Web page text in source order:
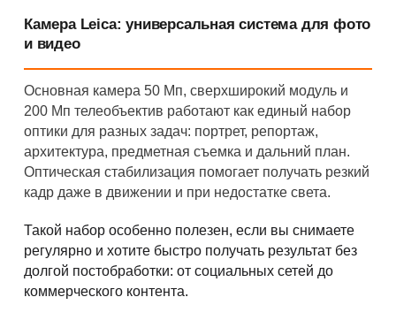
Камера Leica: универсальная система для фото
и видео
Основная камера 50 Мп, сверхширокий модуль и
200 Мп телеобъектив работают как единый набор
оптики для разных задач: портрет, репортаж,
архитектура, предметная съемка и дальний план.
Оптическая стабилизация помогает получать резкий
кадр даже в движении и при недостатке света.
Такой набор особенно полезен, если вы снимаете
регулярно и хотите быстро получать результат без
долгой постобработки: от социальных сетей до
коммерческого контента.